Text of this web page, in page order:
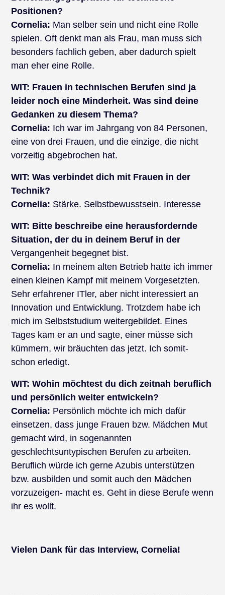
Positionen?
Cornelia: Man selber sein und nicht eine Rolle
spielen. Oft denkt man als Frau, man muss sich
besonders fachlich geben, aber dadurch spielt
man eher eine Rolle.
WIT: Frauen in technischen Berufen sind ja
leider noch eine Minderheit. Was sind deine
Gedanken zu diesem Thema?
Cornelia: Ich war im Jahrgang von 84 Personen,
eine von drei Frauen, und die einzige, die nicht
vorzeitig abgebrochen hat.
WIT: Was verbindet dich mit Frauen in der
Technik?
Cornelia: Stärke. Selbstbewusstsein. Interesse
WIT: Bitte beschreibe eine herausfordernde
Situation, der du in deinem Beruf in der
Vergangenheit begegnet bist.
Cornelia: In meinem alten Betrieb hatte ich immer
einen kleinen Kampf mit meinem Vorgesetzten.
Sehr erfahrener ITler, aber nicht interessiert an
Innovation und Entwicklung. Trotzdem habe ich
mich im Selbststudium weitergebildet. Eines
Tages kam er an und sagte, einer müsse sich
kümmern, wir bräuchten das jetzt. Ich somit-
schon erledigt.
WIT: Wohin möchtest du dich zeitnah beruflich
und persönlich weiter entwickeln?
Cornelia: Persönlich möchte ich mich dafür
einsetzen, dass junge Frauen bzw. Mädchen Mut
gemacht wird, in sogenannten
geschlechtsuntypischen Berufen zu arbeiten.
Beruflich würde ich gerne Azubis unterstützen
bzw. ausbilden und somit auch den Mädchen
vorzuzeigen- macht es. Geht in diese Berufe wenn
ihr es wollt.
Vielen Dank für das Interview, Cornelia!